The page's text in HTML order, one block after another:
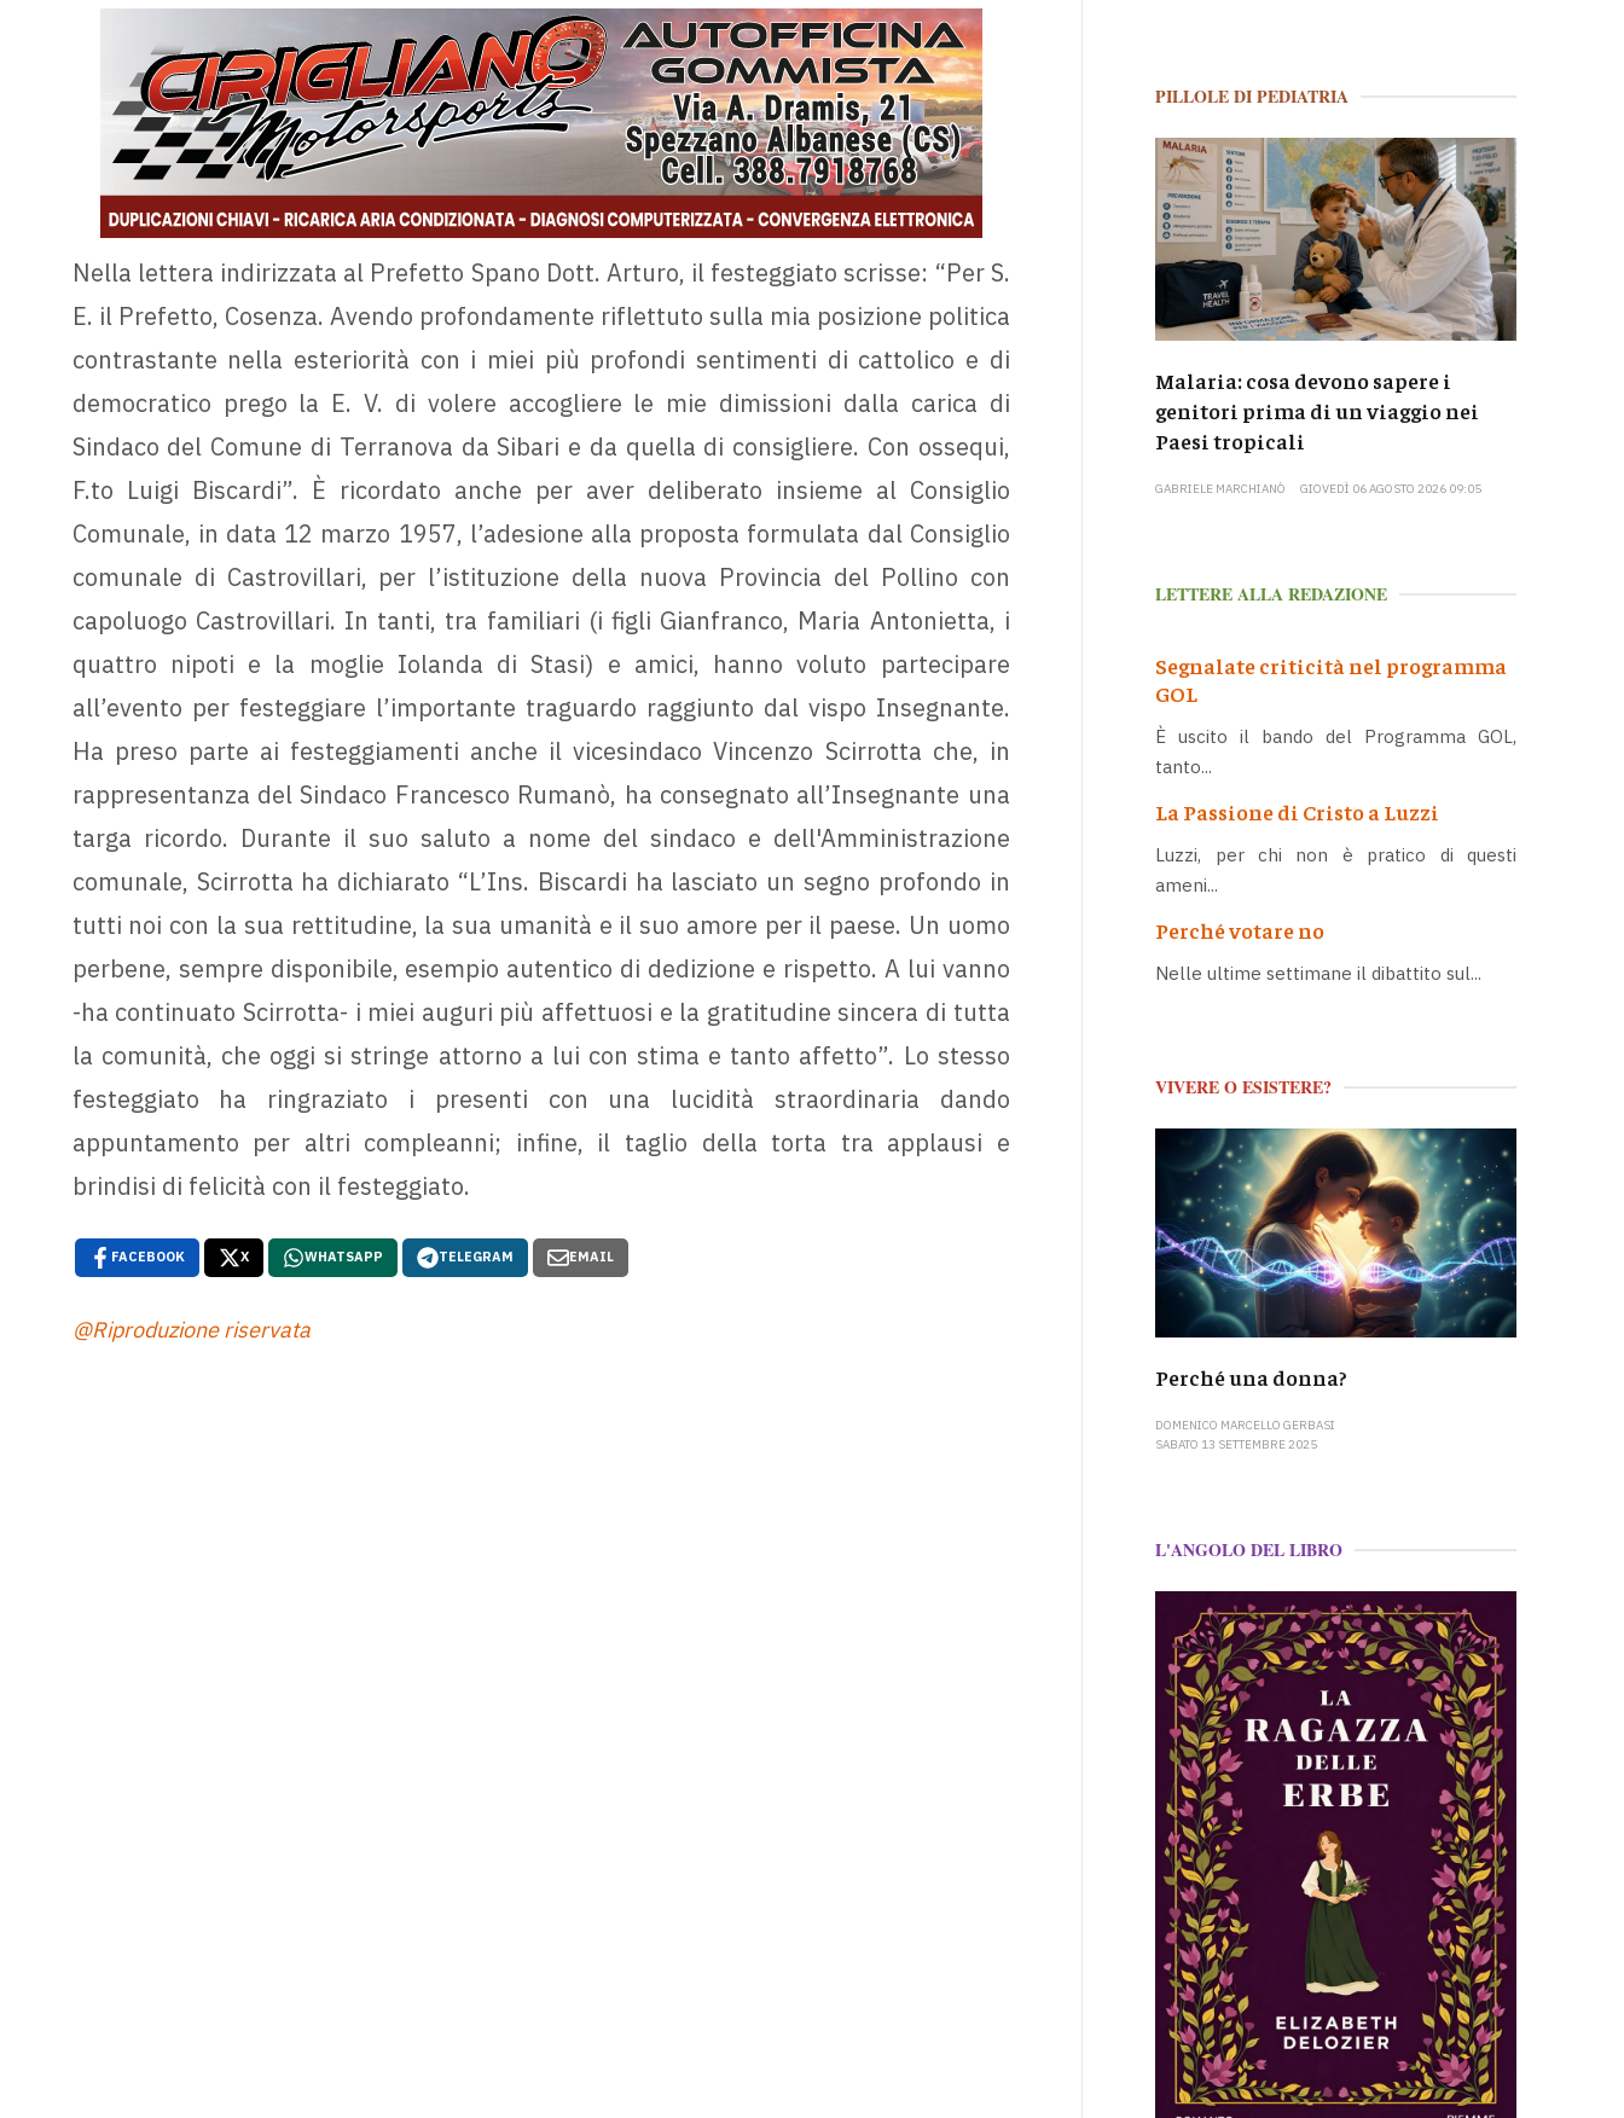
Nella lettera indirizzata al Prefetto Spano Dott. Arturo, il festeggiato scrisse: “Per S.
E. il Prefetto, Cosenza. Avendo profondamente riflettuto sulla mia posizione politica
contrastante nella esteriorità con i miei più profondi sentimenti di cattolico e di
democratico prego la E. V. di volere accogliere le mie dimissioni dalla carica di
Sindaco del Comune di Terranova da Sibari e da quella di consigliere. Con ossequi,
F.to Luigi Biscardi”. È ricordato anche per aver deliberato insieme al Consiglio
Comunale, in data 12 marzo 1957, l’adesione alla proposta formulata dal Consiglio
comunale di Castrovillari, per l’istituzione della nuova Provincia del Pollino con
capoluogo Castrovillari. In tanti, tra familiari (i figli Gianfranco, Maria Antonietta, i
quattro nipoti e la moglie Iolanda di Stasi) e amici, hanno voluto partecipare
all’evento per festeggiare l’importante traguardo raggiunto dal vispo Insegnante.
Ha preso parte ai festeggiamenti anche il vicesindaco Vincenzo Scirrotta che, in
rappresentanza del Sindaco Francesco Rumanò, ha consegnato all’Insegnante una
targa ricordo. Durante il suo saluto a nome del sindaco e dell'Amministrazione
comunale, Scirrotta ha dichiarato “L’Ins. Biscardi ha lasciato un segno profondo in
tutti noi con la sua rettitudine, la sua umanità e il suo amore per il paese. Un uomo
perbene, sempre disponibile, esempio autentico di dedizione e rispetto. A lui vanno
-ha continuato Scirrotta- i miei auguri più affettuosi e la gratitudine sincera di tutta
la comunità, che oggi si stringe attorno a lui con stima e tanto affetto”. Lo stesso
festeggiato ha ringraziato i presenti con una lucidità straordinaria dando
appuntamento per altri compleanni; infine, il taglio della torta tra applausi e
brindisi di felicità con il festeggiato.
FACEBOOK X WHATSAPP TELEGRAM EMAIL
@Riproduzione riservata
PILLOLE DI PEDIATRIA
Malaria: cosa devono sapere i
genitori prima di un viaggio nei
Paesi tropicali
GABRIELE MARCHIANÒ GIOVEDÌ 06 AGOSTO 2026 09:05
LETTERE ALLA REDAZIONE
Segnalate criticità nel programma
GOL
È uscito il bando del Programma GOL,
tanto...
La Passione di Cristo a Luzzi
Luzzi, per chi non è pratico di questi
ameni...
Perché votare no
Nelle ultime settimane il dibattito sul...
VIVERE O ESISTERE?
Perché una donna?
DOMENICO MARCELLO GERBASI
SABATO 13 SETTEMBRE 2025
L'ANGOLO DEL LIBRO